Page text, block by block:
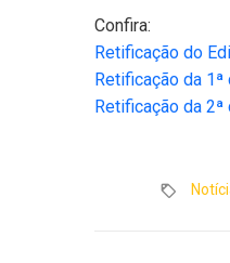
Confira:
Retificação do
Retificação da
Retificação da